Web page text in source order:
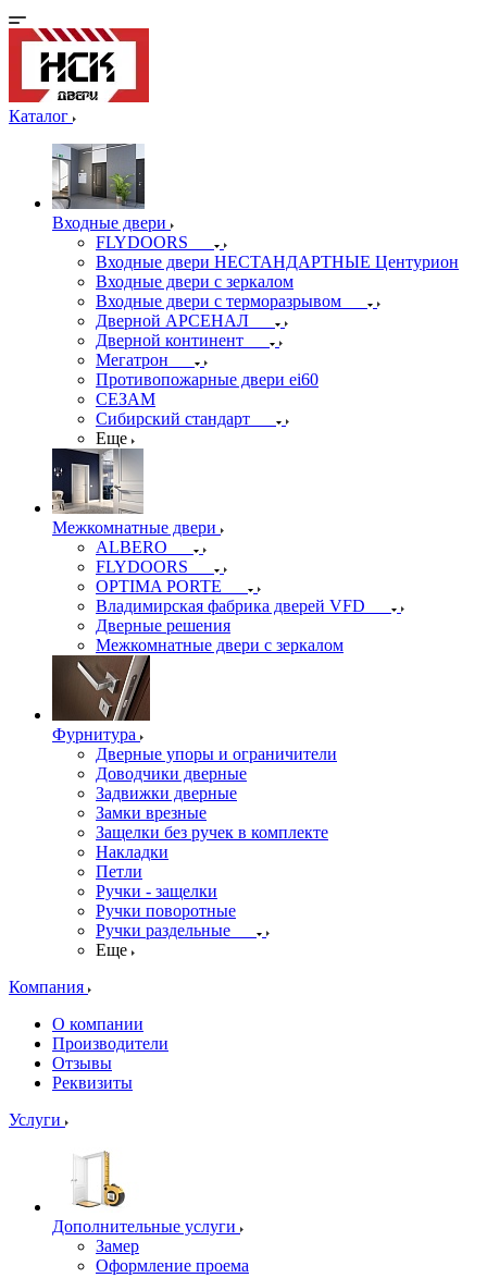
Каталог
Входные двери
FLYDOORS
Входные двери НЕСТАНДАРТНЫЕ Центурион
Входные двери с зеркалом
Входные двери с терморазрывом
Дверной АРСЕНАЛ
Дверной континент
Мегатрон
Противопожарные двери ei60
СЕЗАМ
Сибирский стандарт
Еще
Межкомнатные двери
ALBERO
FLYDOORS
OPTIMA PORTE
Владимирская фабрика дверей VFD
Дверные решения
Межкомнатные двери c зеркалом
Фурнитура
Дверные упоры и ограничители
Доводчики дверные
Задвижки дверные
Замки врезные
Защелки без ручек в комплекте
Накладки
Петли
Ручки - защелки
Ручки поворотные
Ручки раздельные
Еще
Компания
О компании
Производители
Отзывы
Реквизиты
Услуги
Дополнительные услуги
Замер
Оформление проема